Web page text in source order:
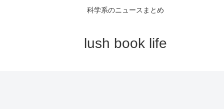
科学系のニュースまとめ
lush book life